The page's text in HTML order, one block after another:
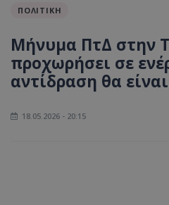
ΠΟΛΙΤΙΚΗ
Μήνυμα ΠτΔ στην
προχωρήσει σε
αντίδραση θα
18.05.2026 - 20:15